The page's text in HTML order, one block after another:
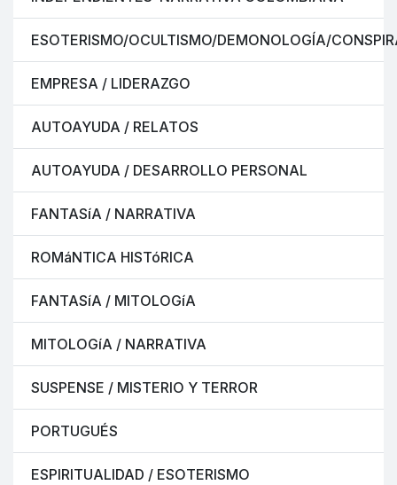
ESOTERISMO/OCULTISMO/DEMONOLOGÍA/
EMPRESA / LIDERAZGO
AUTOAYUDA / RELATOS
AUTOAYUDA / DESARROLLO PERSONAL
FANTASíA / NARRATIVA
ROMáNTICA HISTóRICA
FANTASíA / MITOLOGíA
MITOLOGíA / NARRATIVA
SUSPENSE / MISTERIO Y TERROR
PORTUGUÉS
ESPIRITUALIDAD / ESOTERISMO